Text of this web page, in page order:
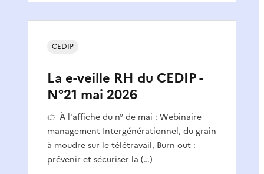
La e-veille RH du CEDIP -
N°21 mai 2026
👉 À l'affiche du n° de mai : Webinaire
management Intergénérationnel, du grain
à moudre sur le télétravail, Burn out :
prévenir et sécuriser la (…)
CEDIP